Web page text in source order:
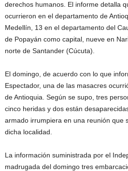
derechos humanos. El informe detalla
ocurrieron en el departamento de
Medellín, 13 en el departamento del
de Popayán como capital, nueve en
norte de Santander (Cúcuta).
El domingo, de acuerdo con lo que
Espectador, una de las masacres
de Antioquia. Según se supo, tres
cinco heridas y dos están
armado irrumpiera en una reunión que
dicha localidad.
La información suministrada por el
madrugada del domingo tres